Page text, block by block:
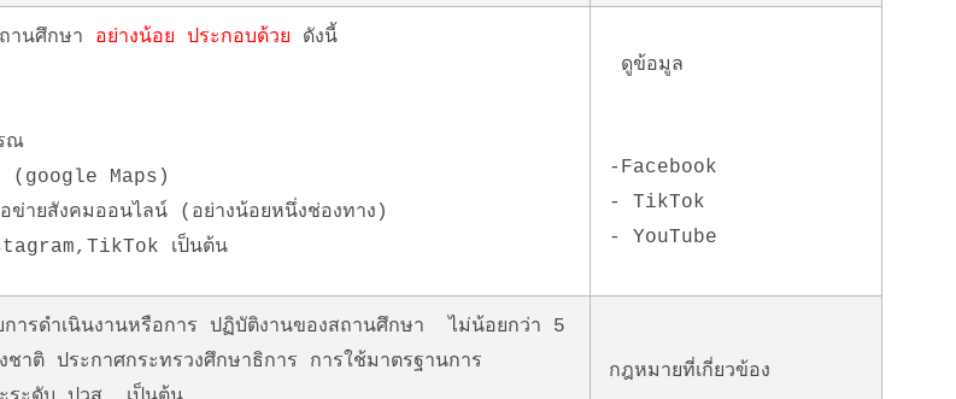
านศึกษา อย่างน้อย ประกอบด้วย ดังนี้
ณ
(google Maps)
ข่ายสังคมออนไลน์ (อย่างน้อยหนึ่งช่องทาง)
เป็นต้น
ดูข้อมูล
- Facebook
-TikTok
-YouTube
การดำเนินงานหรือการ ปฏิบัติงานของสถานศึกษา ไม่น้อยกว่า 5
าติ ประกาศกระทรวงศึกษาธิการ การใช้มาตรฐานการ
กฎหมายที่เกี่ยวข้อง